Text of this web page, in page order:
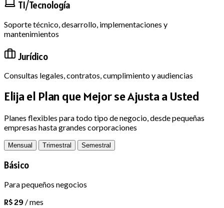
TI/Tecnología
Soporte técnico, desarrollo, implementaciones y
mantenimientos
Jurídico
Consultas legales, contratos, cumplimiento y audiencias
Elija el Plan queMejor se Ajusta a Usted
Planes flexibles para todo tipo de negocio, desde pequeñas
empresas hasta grandes corporaciones
Mensual Trimestral Semestral
Básico
Para pequeños negocios
R$ 29 / mes